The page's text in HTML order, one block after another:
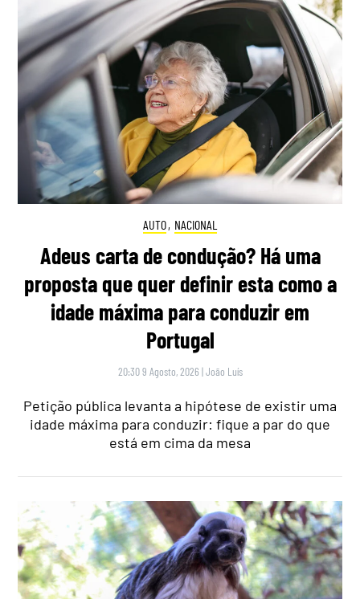
AUTO, NACIONAL
Adeus carta de condução? Há uma
proposta que quer definir esta como a
idade máxima para conduzir em
Portugal
20:30 9 Agosto, 2026 |João Luís
Petição pública levanta a hipótese de existir uma
idade máxima para conduzir: fique a par do que
está em cima da mesa